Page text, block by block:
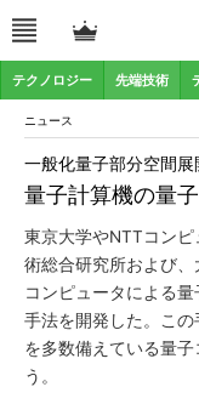
テクノロジー 先端技術
ニュース
量子計算機の量
一般化量子部分空間展
東京大学やNTTコン
術総合研究所および
コンピュータによる
手法を開発した。こ
を多数備えている量
う。